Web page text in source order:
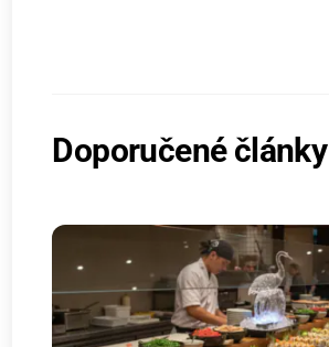
Doporučené články